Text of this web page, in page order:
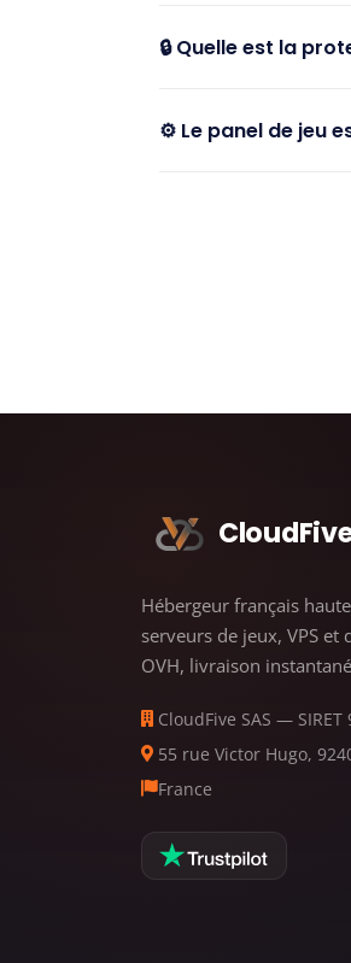
🔒 Quelle est la
⚙️ Le panel de jeu
Hébergeur français
serveurs de jeux, VPS et
OVH, livraison
CloudFive SAS — SIRET
55 rue Victor Hugo,
France